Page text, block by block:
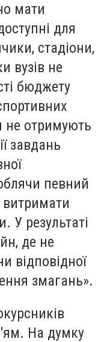
мати
для
стадіони,
вузів не
бюджету
не отримують
завдань
певний
витримати
У результаті
де не
відповідної
змагань».
На думку